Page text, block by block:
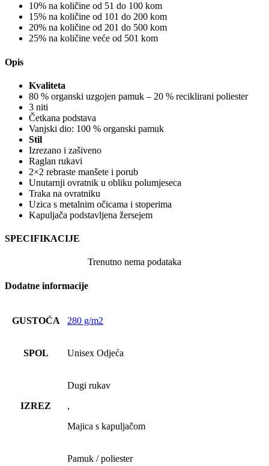
10% na količine od 51 do 100 kom
15% na količine od 101 do 200 kom
20% na količine od 201 do 500 kom
25% na količine veće od 501 kom
Opis
Kvaliteta
80 % organski uzgojen pamuk – 20 % reciklirani poliester
3 niti
Četkana podstava
Vanjski dio: 100 % organski pamuk
Stil
Izrezano i zašiveno
Raglan rukavi
2×2 rebraste manšete i porub
Unutarnji ovratnik u obliku polumjeseca
Traka na ovratniku
Uzica s metalnim očicama i stoperima
Kapuljača podstavljena žersejem
SPECIFIKACIJE
Trenutno nema podataka
Dodatne informacije
GUSTOĆA 280 g/m2
SPOL Unisex Odjeća
IZREZ
Dugi rukav
,
Majica s kapuljačom
Pamuk / poliester